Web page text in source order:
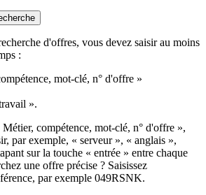
d'offres, vous devez saisir au moins
:
mot-clé, n° d'offre »
».
compétence, mot-clé, n° d'offre »,
par exemple, « serveur », « anglais »,
sur la touche « entrée » entre chaque
une offre précise ? Saisissez
par exemple 049RSNK.